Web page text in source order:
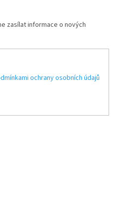
zasílat informace o nových
ochrany osobních údajů